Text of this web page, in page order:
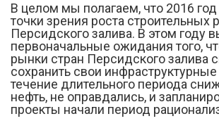
В целом мы полагаем, что 2016
точки зрения роста строительных
Персидского залива. В этом году
первоначальные ожидания того,
рынки стран Персидского залива
сохранить свои
течение длительного периода
нефть, не оправдались, и
проекты начали период